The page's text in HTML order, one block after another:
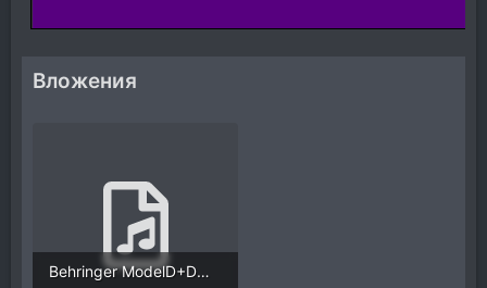
Вложения
Behringer ModelD+DM6.mp3